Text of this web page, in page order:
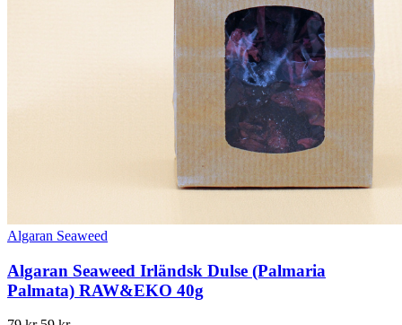
Algaran Seaweed
Algaran Seaweed Irländsk Dulse (Palmaria
Palmata) RAW&EKO 40g